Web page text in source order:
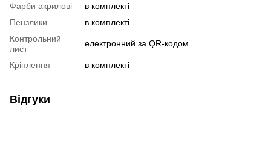
Фарби акрилові
в комплекті
Пензлики
в комплекті
Контрольний
лист
електронний за QR-кодом
Кріплення в комплекті
Відгуки